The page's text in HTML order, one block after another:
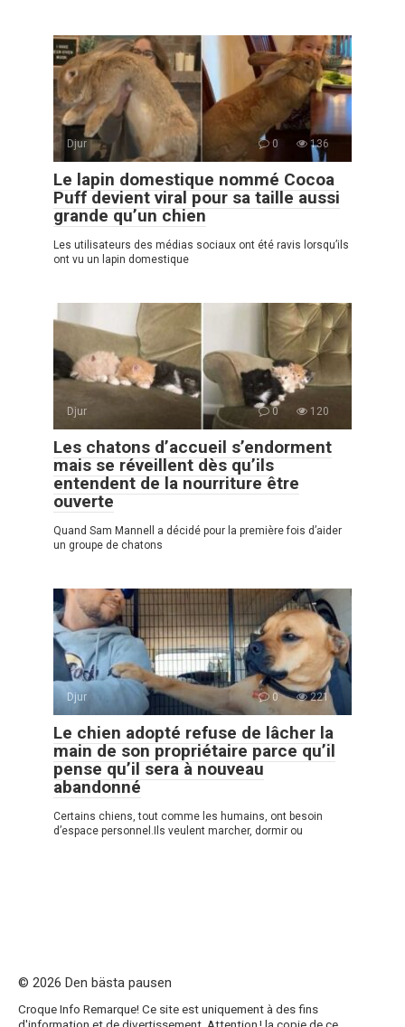
Djur 0 136
Le lapin domestique nommé Cocoa
Puff devient viral pour sa taille aussi
grande qu’un chien
Les utilisateurs des médias sociaux ont été ravis lorsqu’ils
ont vu un lapin domestique
Djur 0 120
Les chatons d’accueil s’endorment
mais se réveillent dès qu’ils
entendent de la nourriture être
ouverte
Quand Sam Mannell a décidé pour la première fois d’aider
un groupe de chatons
Djur 0 221
Le chien adopté refuse de lâcher la
main de son propriétaire parce qu’il
pense qu’il sera à nouveau
abandonné
Certains chiens, tout comme les humains, ont besoin
d’espace personnel.Ils veulent marcher, dormir ou
© 2026 Den bästa pausen
Croque Info Remarque! Ce site est uniquement à des fins